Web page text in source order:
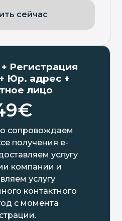
сейчас
Регистрация
Юр. адрес +
лицо
сопровождаем
получения e-
услугу
компании и
услугу
контактного
с момента